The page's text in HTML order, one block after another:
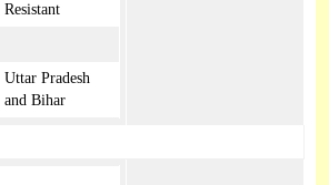
Resistant
Uttar Pradesh
and Bihar